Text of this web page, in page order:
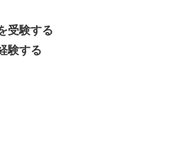
受験する
験する